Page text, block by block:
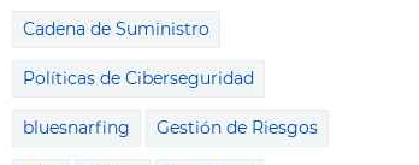
Cadena de Suministro
Políticas de Ciberseguridad
bluesnarfing Gestión de Riesgos